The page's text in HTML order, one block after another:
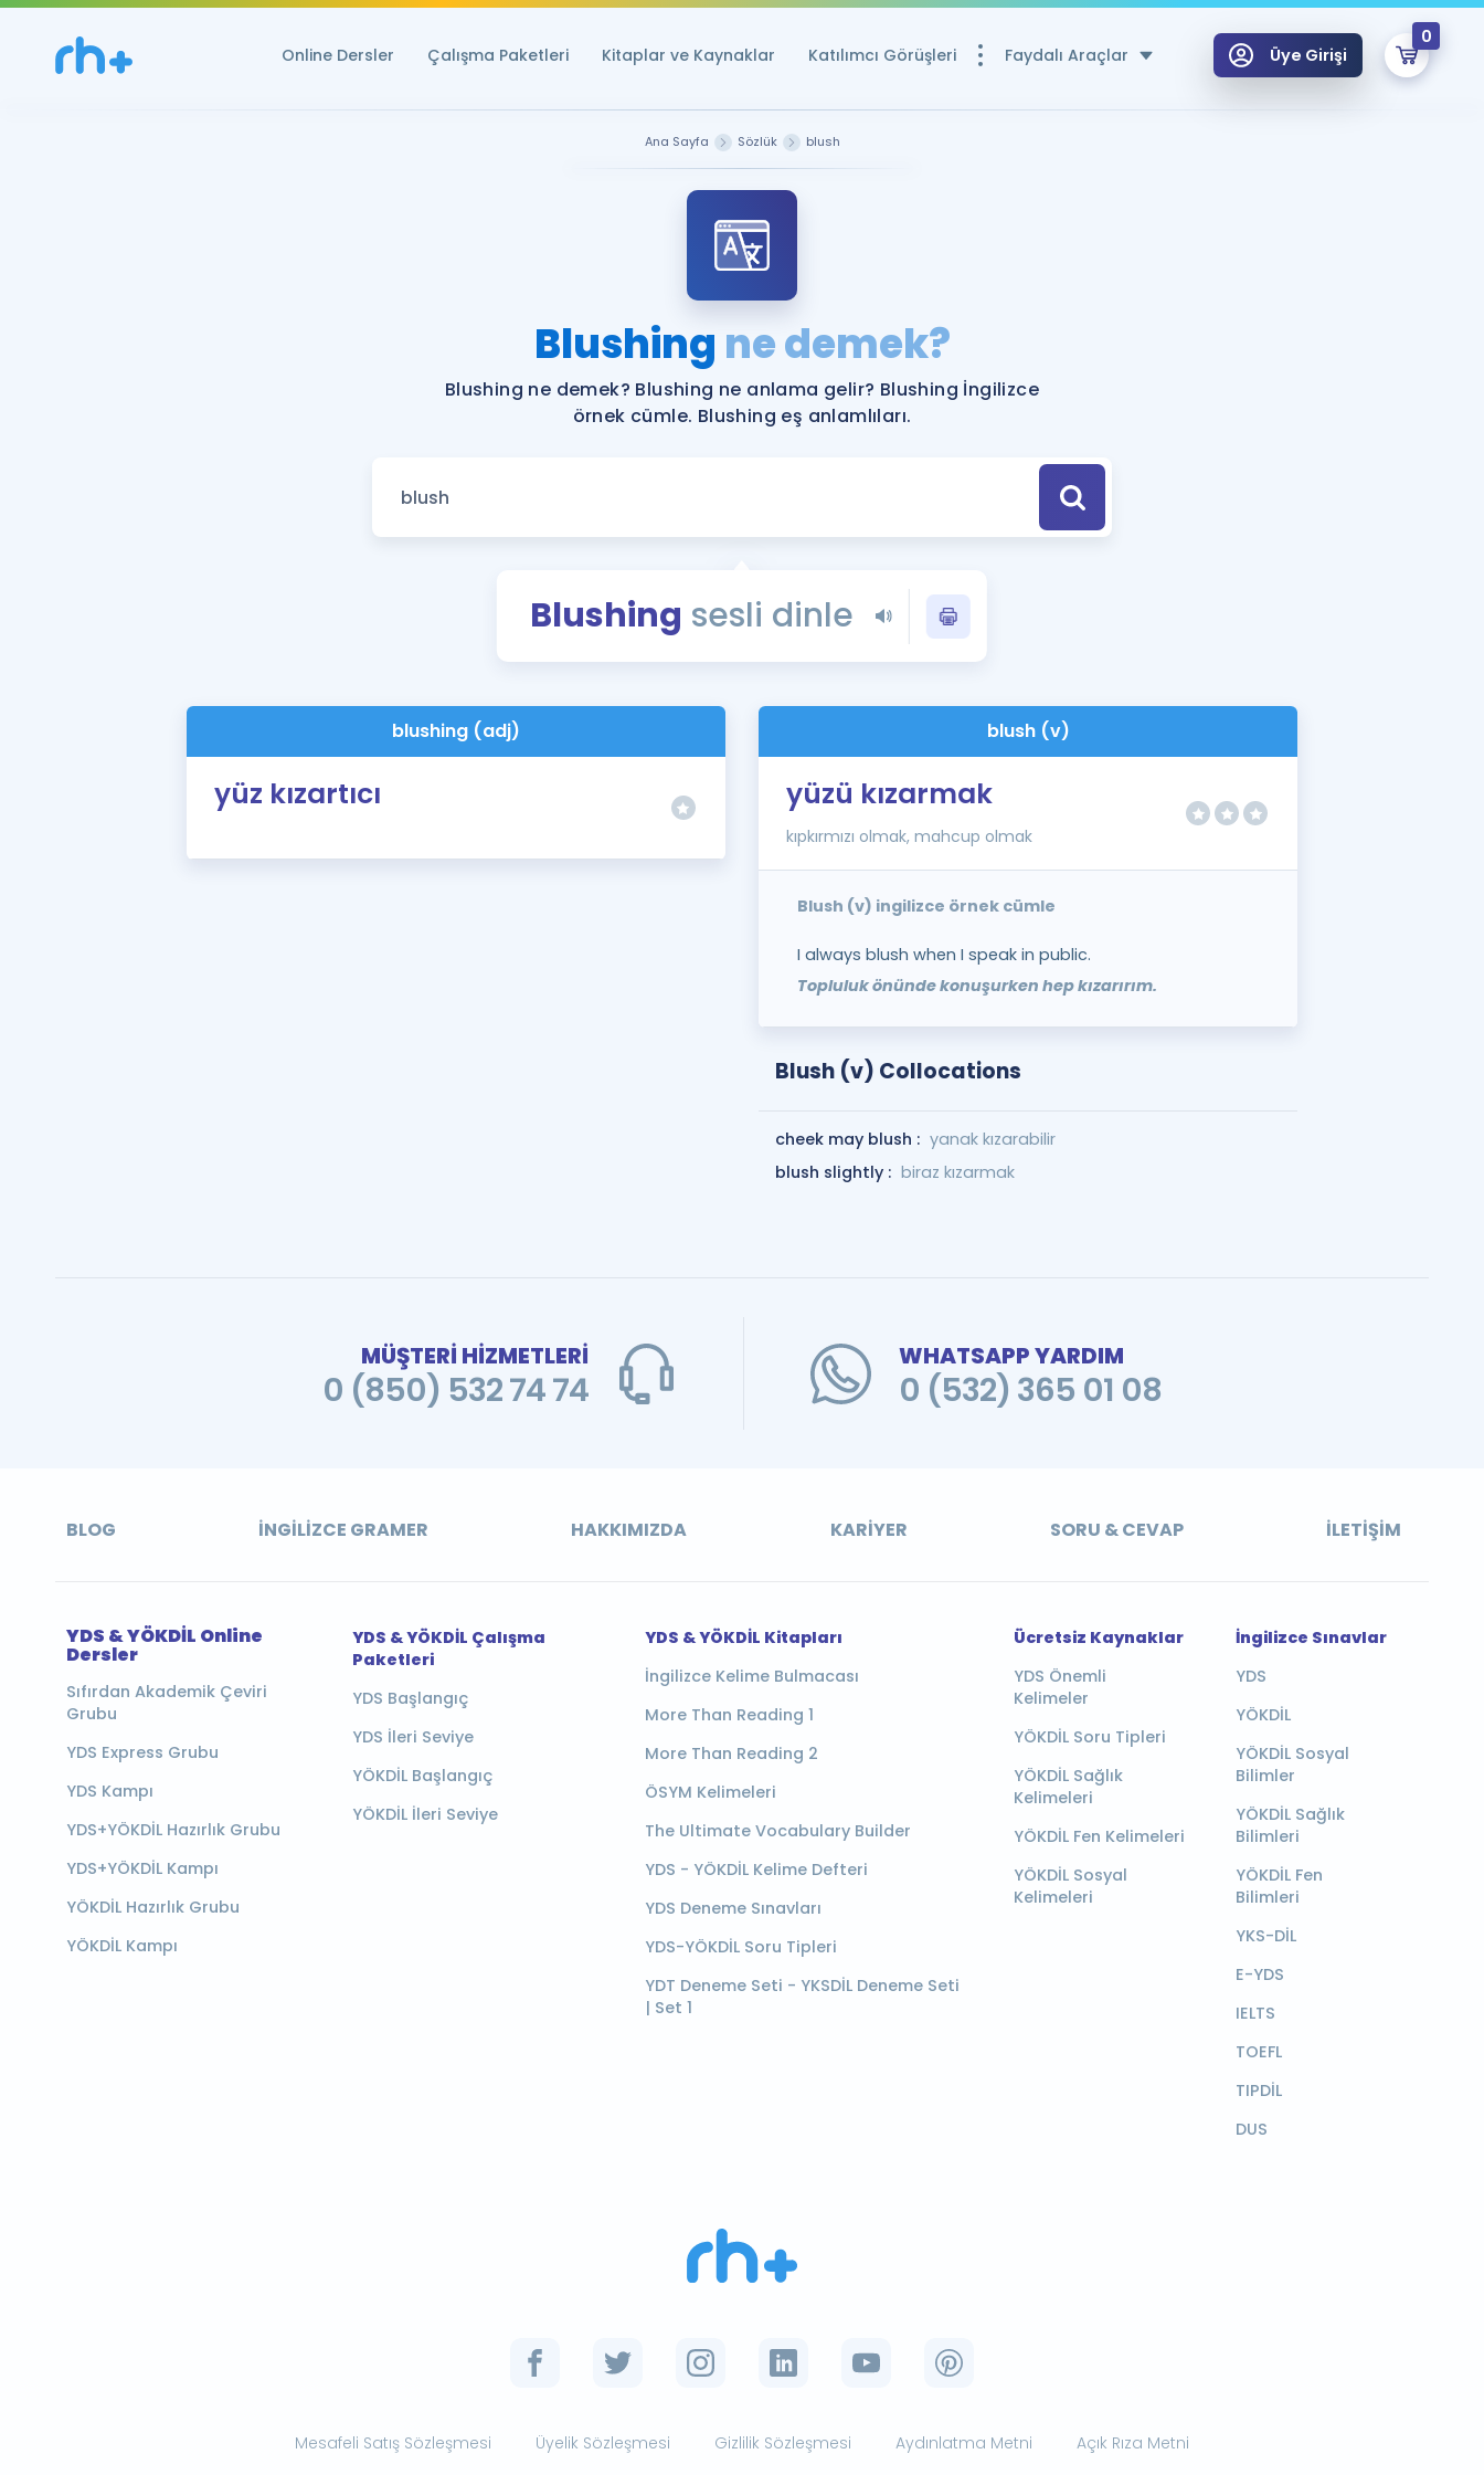
Online Dersler Çalışma Paketleri Kitaplar ve Kaynaklar Katılımcı Görüşleri Faydalı Araçlar
YDS ve YÖKDİL Puan Hesaplama Aracı
Rehberlik Aracı
YDS ve YÖKDİL'e Hazırlananlar için Öneriler
Tüm ÖSYM Sınavları Tek Takvimde
YDS - YÖKDİL Tüm Sınavlarla İlgili Haberler
İngilizce Gramer
Üye Girişi
0
Ana Sayfa Sözlük blush
Blushing ne demek?
Blushing ne demek? Blushing ne anlama gelir? Blushing İngilizce
örnek cümle. Blushing eş anlamlıları.
Blushing sesli dinle
blushing (adj)
yüz kızartıcı
blush (v)
yüzü kızarmak
kıpkırmızı olmak, mahcup olmak
Blush (v) ingilizce örnek cümle
I always blush when I speak in public.
Topluluk önünde konuşurken hep kızarırım.
Blush (v) Collocations
cheek may blush : yanak kızarabilir
blush slightly : biraz kızarmak
MÜŞTERİ HİZMETLERİ
0 (850) 532 74 74
WHATSAPP YARDIM
0 (532) 365 01 08
BLOG İNGILIZCE GRAMER HAKKIMIZDA KARIYER SORU & CEVAP İLETIŞIM
YDS & YÖKDİL Online
Dersler
Sıfırdan Akademik Çeviri
Grubu
YDS Express Grubu
YDS Kampı
YDS+YÖKDİL Hazırlık Grubu
YDS+YÖKDİL Kampı
YÖKDİL Hazırlık Grubu
YÖKDİL Kampı
YDS & YÖKDİL Çalışma
Paketleri
YDS Başlangıç
YDS İleri Seviye
YÖKDİL Başlangıç
YÖKDİL İleri Seviye
YDS & YÖKDİL Kitapları
İngilizce Kelime Bulmacası
More Than Reading 1
More Than Reading 2
ÖSYM Kelimeleri
The Ultimate Vocabulary Builder
YDS - YÖKDİL Kelime Defteri
YDS Deneme Sınavları
YDS-YÖKDİL Soru Tipleri
YDT Deneme Seti - YKSDİL Deneme Seti
| Set 1
Ücretsiz Kaynaklar
YDS Önemli
Kelimeler
YÖKDİL Soru Tipleri
YÖKDİL Sağlık
Kelimeleri
YÖKDİL Fen Kelimeleri
YÖKDİL Sosyal
Kelimeleri
İngilizce Sınavlar
YDS
YÖKDİL
YÖKDİL Sosyal
Bilimler
YÖKDİL Sağlık
Bilimleri
YÖKDİL Fen
Bilimleri
YKS-DİL
E-YDS
IELTS
TOEFL
TIPDİL
DUS
Mesafeli Satış Sözleşmesi Üyelik Sözleşmesi Gizlilik Sözleşmesi Aydınlatma Metni Açık Rıza Metni